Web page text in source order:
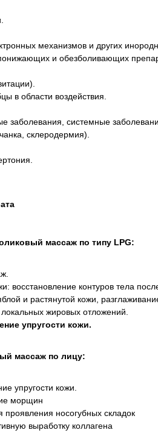
механизмов и других
и обезболивающих
в области воздействия.
заболевания, системные
склеродермия).
массаж по типу LPG:
восстановление контуров тела
и растянутой кожи,
жировых отложений.
упругости кожи.
массаж по лицу:
упругости кожи.
морщин
носогубных складок
выработку коллагена